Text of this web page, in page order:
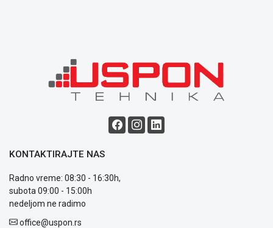
Politika
garancije
OUTLET
Kontakt
WEB
KREDIT
KONTAKTIRAJTE NAS
Radno vreme: 08:30 - 16:30h,
subota 09:00 - 15:00h
nedeljom ne radimo
office@uspon.rs